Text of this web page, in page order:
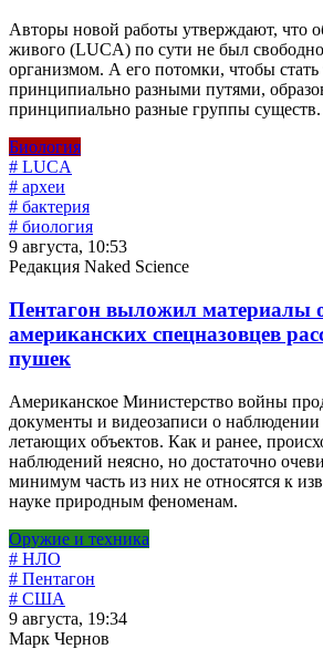
Авторы новой работы утверждают, что
живого (LUCA) по сути не был
организмом. А его потомки, чтобы
принципиально разными путями,
принципиально разные группы существ.
Биология
# LUCA
# археи
# бактерия
# биология
9 августа, 10:53
Редакция Naked Science
Пентагон выложил материалы
американских спецназовцев
пушек
Американское Министерство войны
документы и видеозаписи о
летающих объектов. Как и ранее,
наблюдений неясно, но достаточно
минимум часть из них не относятся к
науке природным феноменам.
Оружие и техника
# НЛО
# Пентагон
# США
9 августа, 19:34
Марк Чернов